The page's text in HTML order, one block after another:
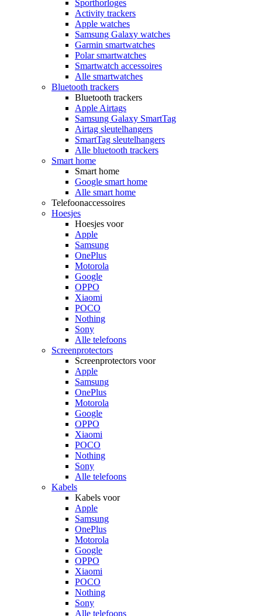
Sporthorloges
Activity trackers
Apple watches
Samsung Galaxy watches
Garmin smartwatches
Polar smartwatches
Smartwatch accessoires
Alle smartwatches
Bluetooth trackers
Bluetooth trackers
Apple Airtags
Samsung Galaxy SmartTag
Airtag sleutelhangers
SmartTag sleutelhangers
Alle bluetooth trackers
Smart home
Smart home
Google smart home
Alle smart home
Telefoonaccessoires
Hoesjes
Hoesjes voor
Apple
Samsung
OnePlus
Motorola
Google
OPPO
Xiaomi
POCO
Nothing
Sony
Alle telefoons
Screenprotectors
Screenprotectors voor
Apple
Samsung
OnePlus
Motorola
Google
OPPO
Xiaomi
POCO
Nothing
Sony
Alle telefoons
Kabels
Kabels voor
Apple
Samsung
OnePlus
Motorola
Google
OPPO
Xiaomi
POCO
Nothing
Sony
Alle telefoons